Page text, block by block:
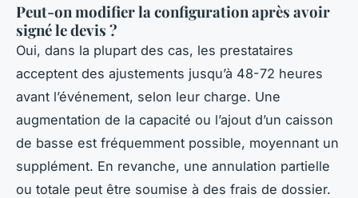
Peut-on modifier la configuration après avoir
signé le devis ?
Oui, dans la plupart des cas, les prestataires
acceptent des ajustements jusqu’à 48-72 heures
avant l’événement, selon leur charge. Une
augmentation de la capacité ou l’ajout d’un caisson
de basse est fréquemment possible, moyennant un
supplément. En revanche, une annulation partielle
ou totale peut être soumise à des frais de dossier.